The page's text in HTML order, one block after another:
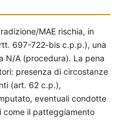
MAE rischia, in
697-722-bis c.p.p.), una
N/A (procedura). La pena
presenza di circostanze
(art. 62 c.p.),
eventuali condotte
come il patteggiamento